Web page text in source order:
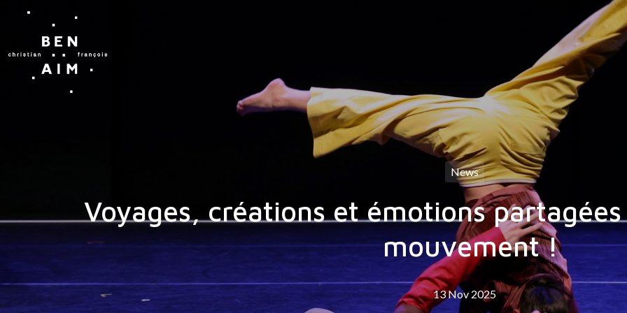
News
Voyages, créations et émotions
mouvement !
13 Nov 2025